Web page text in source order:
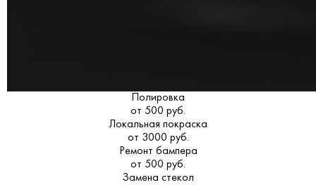
Полировка
от 500 руб.
Локальная покраска
от 3000 руб.
Ремонт бампера
от 500 руб.
Замена стекол